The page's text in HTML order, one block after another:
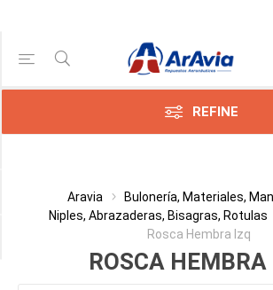
REFINE
Aravia
Bulonería, Materiales,
Niples, Abrazaderas, Bisagras, Rotulas
Rosca Hembra Izq
ROSCA HEMBRA
Gama de precios
Min:$
Categoría